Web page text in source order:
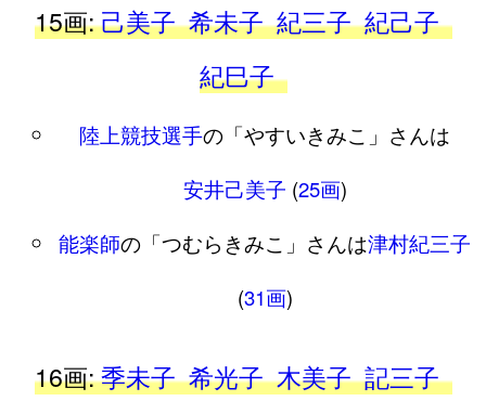
15画:己美子 希未子 紀三子 紀己子
紀巳子
陸上競技選手の「やすいきみこ」さんは
安井己美子 (25画)
能楽師の「つむらきみこ」さんは津村紀三子
(31画)
16画:季未子 希光子 木美子 記三子